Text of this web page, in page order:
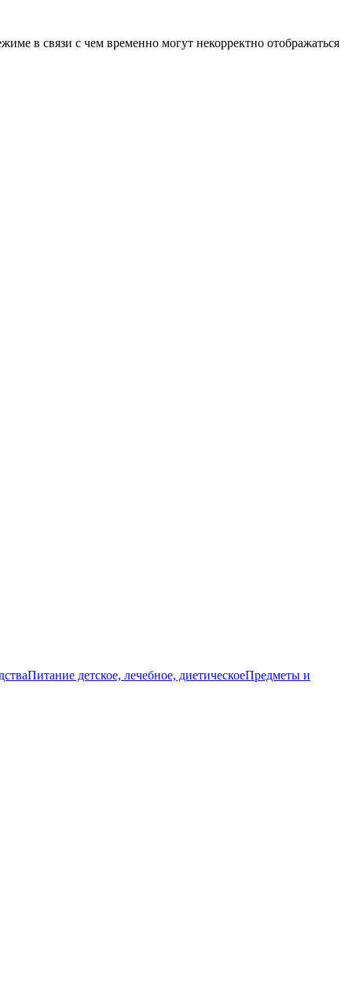
в связи с чем временно могут некорректно отображаться
Питание детское, лечебное, диетическоеПредметы и